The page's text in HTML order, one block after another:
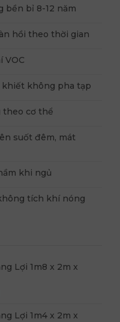
bền bỉ 8-12 năm
hồi theo thời gian
VOC
không pha tạp
theo cơ thể
suốt đêm, mát
khi ngủ
tích khí nóng
Lợi 1m8 x 2m x
Lợi 1m4 x 2m x